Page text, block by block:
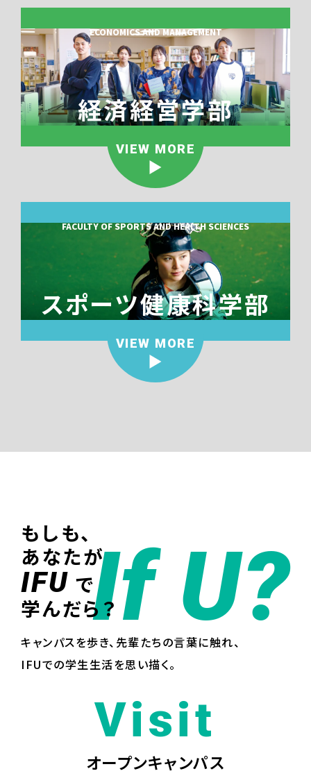
経済経営学部
ECONOMICS AND MANAGEMENT
VIEW MORE
スポーツ健康科学部
FACULTY OF SPORTS AND HEALTH SCIENCES
VIEW MORE
もしも、
あなたが
IFU で
学んだら？If U?
キャンパスを歩き、先輩たちの言葉に触れ、
IFUでの学生生活を思い描く。
Visit
オープンキャンパス